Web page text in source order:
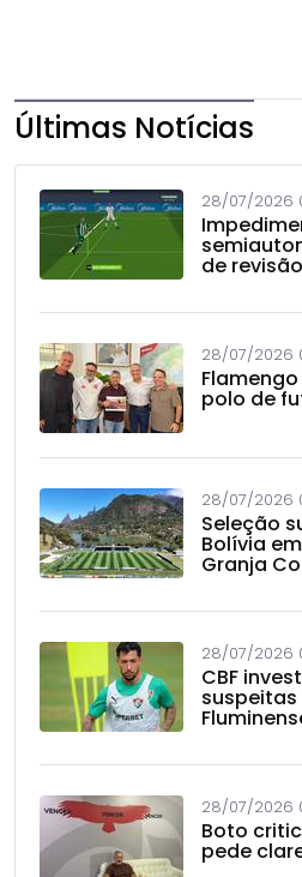
Últimas Notícias
28/07/2026
de
28/07/2026
polo de
28/07/2026
Seleção
Bolívia
Granja
28/07/2026
CBF
28/07/2026
Boto
pede